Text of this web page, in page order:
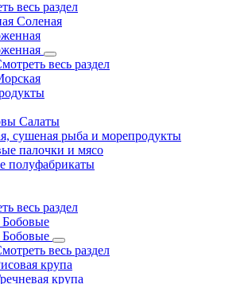
весь раздел
Соленая
весь раздел
Салаты
сушеная рыба и морепродукты
палочки и мясо
полуфабрикаты
весь раздел
весь раздел
крупа
крупа